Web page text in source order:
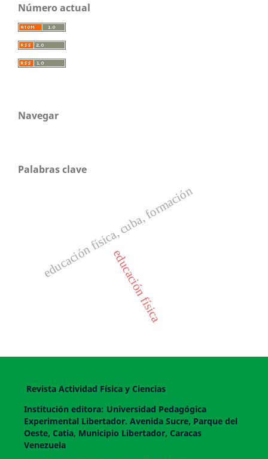
Número actual
Navegar
Palabras clave
educación física
educación física, cuba, formación
Revista Actividad Física y Ciencias
Institución editora: Universidad Pedagógica
Experimental Libertador. Avenida Sucre, Parque del
Oeste, Catia, Municipio Libertador, Caracas
Venezuela